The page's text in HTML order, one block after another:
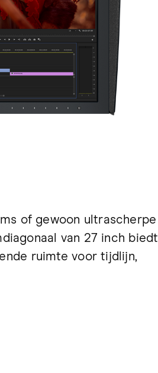
of gewoon ultrascherpe
van 27 inch biedt
ruimte voor tijdlijn,